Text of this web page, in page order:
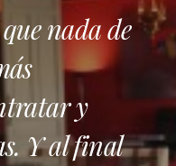
nada de
y
Y al final